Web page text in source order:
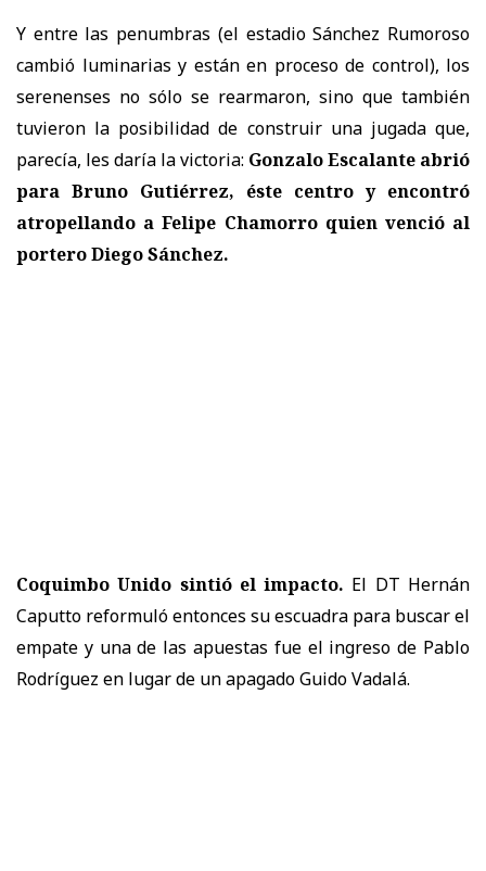
Y entre las penumbras (el estadio Sánchez Rumoroso
cambió luminarias y están en proceso de control), los
serenenses no sólo se rearmaron, sino que también
tuvieron la posibilidad de construir una jugada que,
parecía, les daría la victoria: Gonzalo Escalante abrió
para Bruno Gutiérrez, éste centro y encontró
atropellando a Felipe Chamorro quien venció al
portero Diego Sánchez.
Coquimbo Unido sintió el impacto. El DT Hernán
Caputto reformuló entonces su escuadra para buscar el
empate y una de las apuestas fue el ingreso de Pablo
Rodríguez en lugar de un apagado Guido Vadalá.